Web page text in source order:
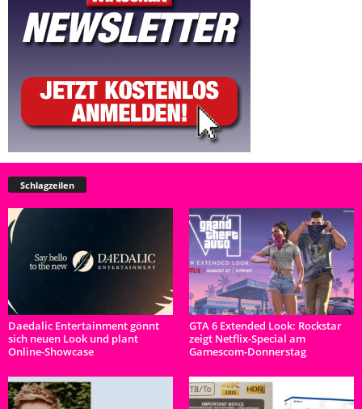
Schlagzeilen
Daedalic Entertainment gönnt
sich neuen Look und plant
Online-Showcase
GTA 6 Extended Look: Rockstar
zeigt Netflix-Special am
Gamescom-Donnerstag